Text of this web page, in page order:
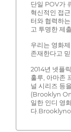
단일 POV가
혁신적인 접
터와 협력하
고 투명한 제
우리는 영화
존재한다고
2014년 넷플
훌루, 아마존
널 시리즈 등
(Brooklyn
일한 인디 영
다